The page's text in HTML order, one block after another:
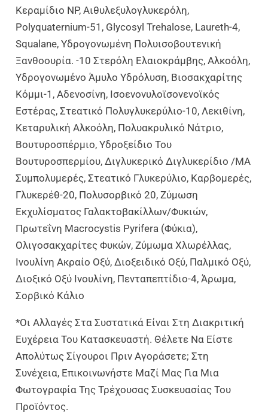
Κεραμίδιο NP, Αιθυλεξυλογλυκερόλη,
Polyquaternium-51, Glycosyl Trehalose, Laureth-4,
Squalane, Υδρογονωμένη Πολυισοβουτενική
Ξανθοουρία. -10 Στερόλη Ελαιοκράμβης, Αλκοόλη,
Υδρογονωμένο Άμυλο Υδρόλυση, Βιοσακχαρίτης
Κόμμι-1, Αδενοσίνη, Ισοενονυλοϊσονενοϊκός
Εστέρας, Στεατικό Πολυγλυκερύλιο-10, Λεκιθίνη,
Κεταρυλική Αλκοόλη, Πολυακρυλικό Νάτριο,
Βουτυροσπέρμιο, Υδροξείδιο Του
Βουτυροσπερμίου, Διγλυκερικό Διγλυκερίδιο /MA
Συμπολυμερές, Στεατικό Γλυκερύλιο, Καρβομερές,
Γλυκερέθ-20, Πολυσορβικό 20, Ζύμωση
Εκχυλίσματος Γαλακτοβακίλλων/φυκιών,
Πρωτεΐνη Macrocystis Pyrifera (φύκια),
Ολιγοσακχαρίτες Φυκών, Ζύμωμα Χλωρέλλας,
Ινουλίνη Ακραίο Οξύ, Διοξειδικό Οξύ, Παλμικό Οξύ,
Διοξικό Οξύ Ινουλίνη, Πενταπεπτίδιο-4, Άρωμα,
Σορβικό Κάλιο
*Οι Αλλαγές Στα Συστατικά Είναι Στη Διακριτική
Ευχέρεια Του Κατασκευαστή. Θέλετε Να Είστε
Απολύτως Σίγουροι Πριν Αγοράσετε; Στη
Συνέχεια, Επικοινωνήστε Μαζί Μας Για Μια
Φωτογραφία Της Τρέχουσας Συσκευασίας Του
Προϊόντος.